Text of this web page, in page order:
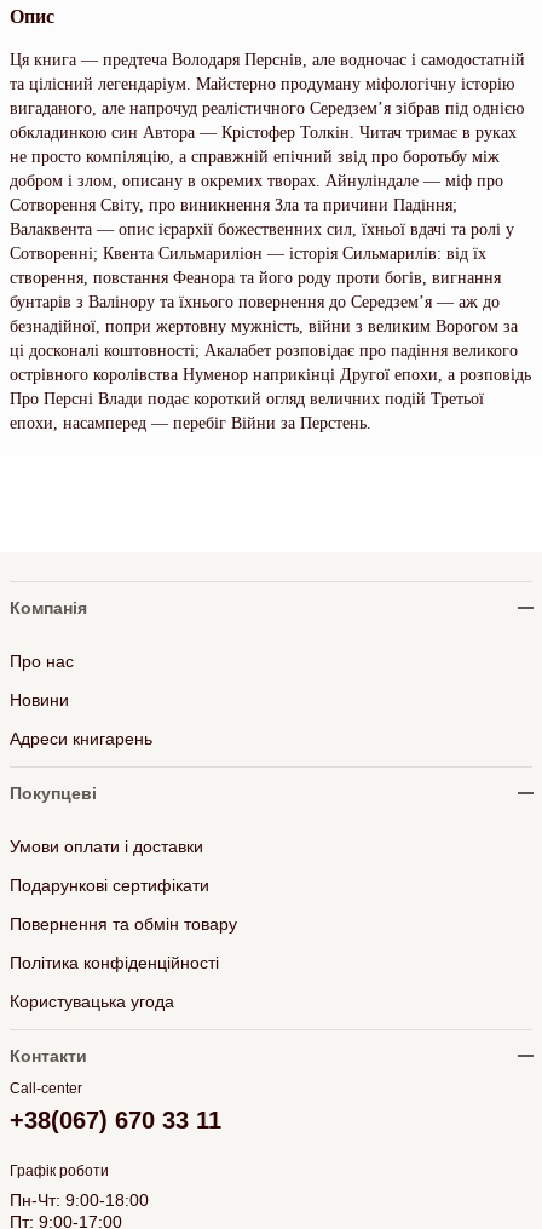
Опис
Ця книга — предтеча Володаря Перснів, але водночас і самодостатній
та цілісний легендаріум. Майстерно продуману міфологічну історію
вигаданого, але напрочуд реалістичного Середзем’я зібрав під однією
обкладинкою син Автора — Крістофер Толкін. Читач тримає в руках
не просто компіляцію, а справжній епічний звід про боротьбу між
добром і злом, описану в окремих творах. Айнуліндале — міф про
Сотворення Світу, про виникнення Зла та причини Падіння;
Валаквента — опис ієрархії божественних сил, їхньої вдачі та ролі у
Сотворенні; Квента Сильмариліон — історія Сильмарилів: від їх
створення, повстання Феанора та його роду проти богів, вигнання
бунтарів з Валінору та їхнього повернення до Середзем’я — аж до
безнадійної, попри жертовну мужність, війни з великим Ворогом за
ці досконалі коштовності; Акалабeт розповідає про падіння великого
острівного королівства Нуменор наприкінці Другої епохи, а розповідь
Про Персні Влади подає короткий огляд величних подій Третьої
епохи, насамперед — перебіг Війни за Перстень.
Компанія
Про нас
Новини
Адреси книгарень
Покупцеві
Умови оплати і доставки
Подарункові сертифікати
Повернення та обмін товару
Політика конфіденційності
Користувацька угода
Контакти
Call-center
+38(067) 670 33 11
Графік роботи
Пн-Чт: 9:00-18:00
Пт: 9:00-17:00